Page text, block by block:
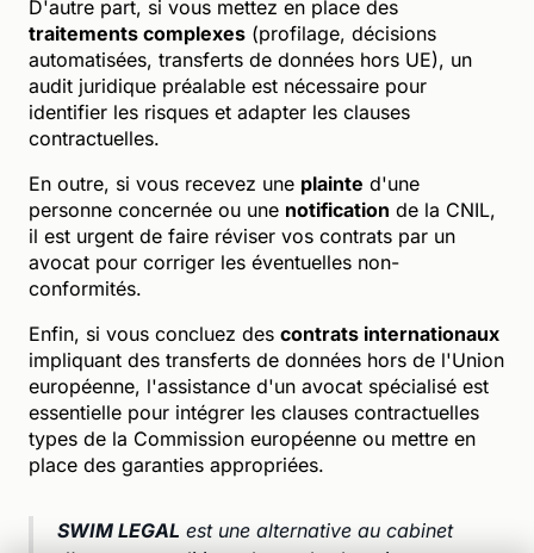
D'autre part, si vous mettez en place des
traitements complexes (profilage, décisions
automatisées, transferts de données hors UE), un
audit juridique préalable est nécessaire pour
identifier les risques et adapter les clauses
contractuelles.
En outre, si vous recevez une plainte d'une
personne concernée ou une notification de la CNIL,
il est urgent de faire réviser vos contrats par un
avocat pour corriger les éventuelles non-
conformités.
Enfin, si vous concluez des contrats internationaux
impliquant des transferts de données hors de l'Union
européenne, l'assistance d'un avocat spécialisé est
essentielle pour intégrer les clauses contractuelles
types de la Commission européenne ou mettre en
place des garanties appropriées.
SWIM LEGAL est une alternative au cabinet